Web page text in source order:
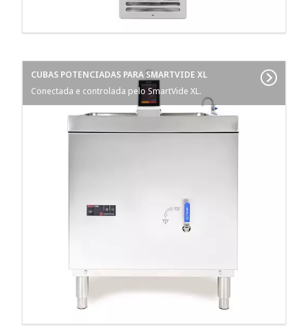
CUBAS POTENCIADAS PARA SMARTVIDE XL
Conectada e controlada pelo SmartVide XL.